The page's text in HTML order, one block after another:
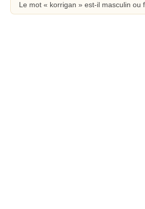
Le mot « korrigan » est-il masculin ou